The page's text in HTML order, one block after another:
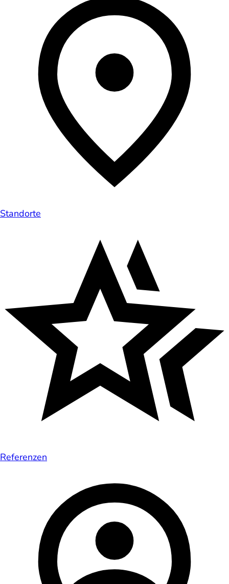
Standorte
Referenzen